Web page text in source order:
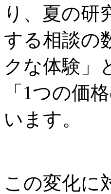
り、夏の研
する相談の
クな体験」
「1つの価
います。
この変化に